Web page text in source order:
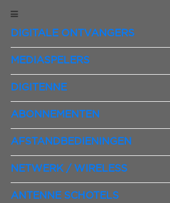
DIGITALE ONTVANGERS
MEDIASPELERS
DIGITENNE
ABONNEMENTEN
AFSTANDBEDIENINGEN
NETWERK / WIRELESS
ANTENNE SCHOTELS